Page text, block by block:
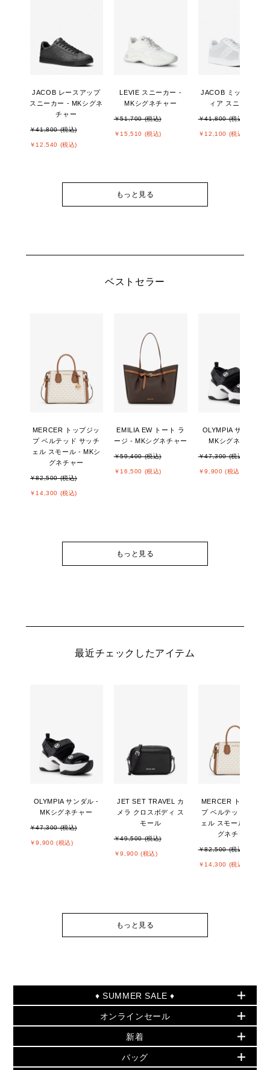
JACOB レースアップ
スニーカー - MKシグネ
チャー
￥41,800 (税込)
￥12,540 (税込)
LEVIE スニーカー -
MKシグネチャー
￥51,700 (税込)
￥15,510 (税込)
JACOB ミックスメデ
ィア スニーカー
￥41,800 (税込)
￥12,100 (税込)
もっと見る
ベストセラー
MERCER トップジッ
プ ベルテッド サッチ
ェル スモール - MKシ
グネチャー
￥82,500 (税込)
￥14,300 (税込)
EMILIA EW トート ラ
ージ - MKシグネチャー
￥59,400 (税込)
￥16,500 (税込)
OLYMPIA サンダル -
MKシグネチャー
￥47,300 (税込)
￥9,900 (税込)
もっと見る
最近チェックしたアイテム
OLYMPIA サンダル -
MKシグネチャー
￥47,300 (税込)
￥9,900 (税込)
JET SET TRAVEL カ
メラ クロスボディ ス
モール
￥49,500 (税込)
￥9,900 (税込)
MERCER トップジッ
プ ベルテッド サッチ
ェル スモール - MKシ
グネチャー
￥82,500 (税込)
￥14,300 (税込)
もっと見る
♦ SUMMER SALE ♦
セールおすすめアイテム
▶ ウィメンズ
バッグ
オンラインセール
PRODUCT OF THE MONTH - 今月の特別価格
再値下げアイテム
新着
夏のスタイル
バッグ